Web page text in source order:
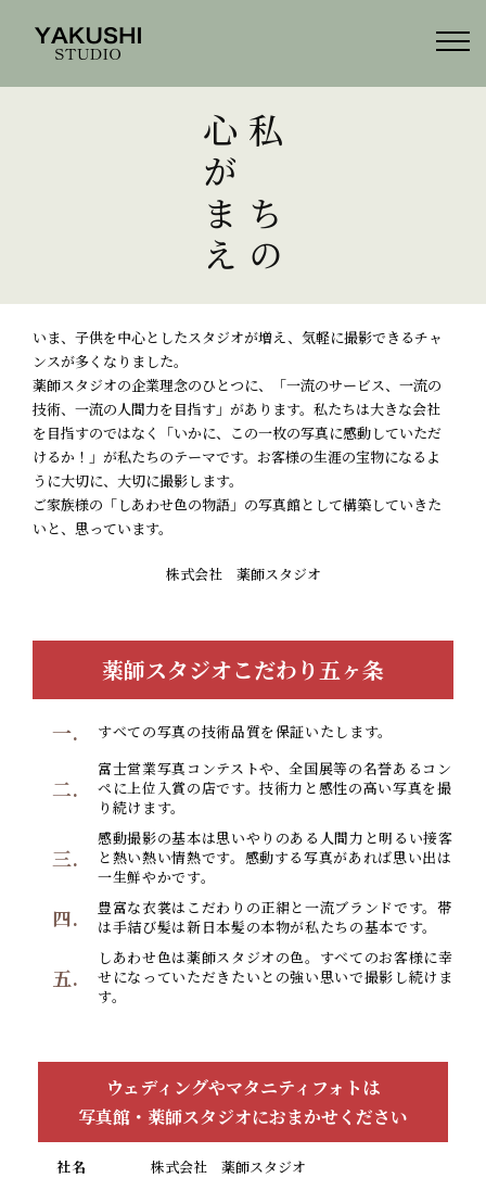
私たちの
心がまえ
いま、子供を中心としたスタジオが増え、気軽に撮影できるチャ
ンスが多くなりました。
薬師スタジオの企業理念のひとつに、「一流のサービス、一流の
技術、一流の人間力を目指す」があります。私たちは大きな会社
を目指すのではなく「いかに、この一枚の写真に感動していただ
けるか！」が私たちのテーマです。お客様の生涯の宝物になるよ
うに大切に、大切に撮影します。
ご家族様の「しあわせ色の物語」の写真館として構築していきた
いと、思っています。
株式会社 薬師スタジオ
薬師スタジオこだわり五ヶ条
一. すべての写真の技術品質を保証いたします。
二.
富士営業写真コンテストや、全国展等の名誉あるコン
ペに上位入賞の店です。技術力と感性の高い写真を撮
り続けます。
三.
感動撮影の基本は思いやりのある人間力と明るい接客
と熱い熱い情熱です。感動する写真があれば思い出は
一生鮮やかです。
四.
豊富な衣裳はこだわりの正絹と一流ブランドです。帯
は手結び髪は新日本髪の本物が私たちの基本です。
五.
しあわせ色は薬師スタジオの色。すべてのお客様に幸
せになっていただきたいとの強い思いで撮影し続けま
す。
ウェディングやマタニティフォトは
写真館・薬師スタジオにおまかせください
社名
株式会社 薬師スタジオ